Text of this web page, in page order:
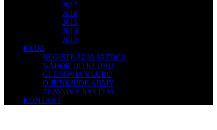
2017
2016
2015
2014
2013
KLUB
REGISTRÁCIA JAZDCA
NÁBOR DO KLUBU
ČLENOVIA KLUBU
O JUNKRIDE ARMY
ZĽAVOVÝ SYSTÉM
KONTAKT